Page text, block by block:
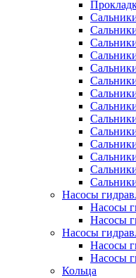
Насосы
Насосы
Насосы
Насосы
Насосы
Насосы
Кольца